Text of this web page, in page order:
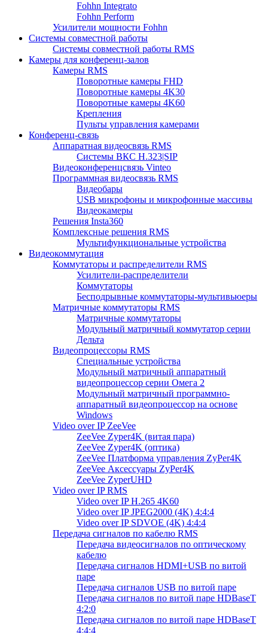
Fohhn Integrato
Fohhn Perform
Усилители мощности Fohhn
Системы совместной работы
Системы совместной работы RMS
Камеры для конференц-залов
Камеры RMS
Поворотные камеры FHD
Поворотные камеры 4K30
Поворотные камеры 4K60
Крепления
Пульты управления камерами
Конференц-связь
Аппаратная видеосвязь RMS
Системы ВКС H.323|SIP
Видеоконференцсвязь Vinteo
Программная видеосвязь RMS
Видеобары
USB микрофоны и микрофонные массивы
Видеокамеры
Решения Insta360
Комплексные решения RMS
Мультифункциональные устройства
Видеокоммутация
Коммутаторы и распределители RMS
Усилители-распределители
Коммутаторы
Бесподрывные коммутаторы-мультивьюеры
Матричные коммутаторы RMS
Матричные коммутаторы
Модульный матричный коммутатор серии
Дельта
Видеопроцессоры RMS
Специальные устройства
Модульный матричный аппаратный
видеопроцессор серии Омега 2
Модульный матричный программно-
аппаратный видеопроцессор на основе
Windows
Video over IP ZeeVee
ZeeVee Zyper4K (витая пара)
ZeeVee Zyper4K (оптика)
ZeeVee Платформа управления ZyPer4K
ZeeVee Аксессуары ZyPer4K
ZeeVee ZyperUHD
Video over IP RMS
Video over IP H.265 4K60
Video over IP JPEG2000 (4K) 4:4:4
Video over IP SDVOE (4K) 4:4:4
Передача сигналов по кабелю RMS
Передача видеосигналов по оптическому
кабелю
Передача сигналов HDMI+USB по витой
паре
Передача сигналов USB по витой паре
Передача сигналов по витой паре HDBaseT
4:2:0
Передача сигналов по витой паре HDBaseT
4:4:4